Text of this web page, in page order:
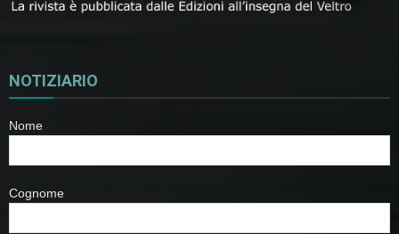
NOTIZIARIO
Nome
Cognome